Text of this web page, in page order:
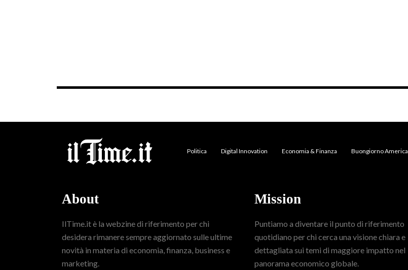
Politica Digital Innovation Economia & Finanza Buongiorno America
About
IlTime.it è la webzine di riferimento per chi
desidera rimanere sempre aggiornato sulle ultime
novità in materia di economia, finanza, business e
marketing.
Mission
Puntiamo a diventare il punto di riferimento
quotidiano per chi cerca una visione chiara e
dettagliata sui temi di maggiore impatto nel
panorama economico globale.